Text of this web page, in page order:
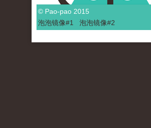
© Pao-pao 2015
泡泡镜像#1 泡泡镜像#2